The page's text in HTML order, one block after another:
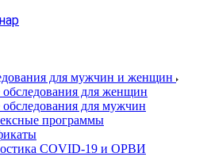
для мужчин и женщин
для женщин
для мужчин
программы
COVID-19 и ОРВИ